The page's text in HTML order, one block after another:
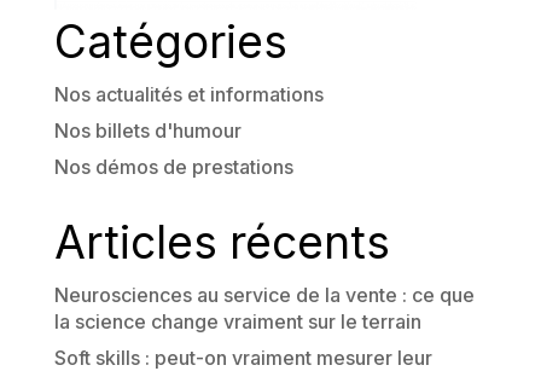
Catégories
Nos actualités et informations
Nos billets d'humour
Nos démos de prestations
Articles récents
Neurosciences au service de la vente : ce que
la science change vraiment sur le terrain
Soft skills : peut-on vraiment mesurer leur